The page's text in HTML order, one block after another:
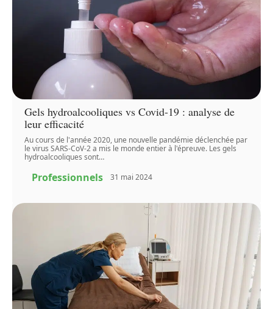
Gels hydroalcooliques vs Covid-19 : analyse de
leur efficacité
Au cours de l'année 2020, une nouvelle pandémie déclenchée par
le virus SARS-CoV-2 a mis le monde entier à l'épreuve. Les gels
hydroalcooliques sont…
Professionnels 31 mai 2024